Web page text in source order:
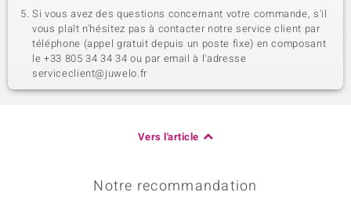
Si vous avez des questions concernant votre commande, s'il
vous plaît n'hésitez pas à contacter notre service client par
téléphone (appel gratuit depuis un poste fixe) en composant
le +33 805 34 34 34 ou par email à l'adresse
serviceclient@juwelo.fr
Vers l'article
Notre recommandation